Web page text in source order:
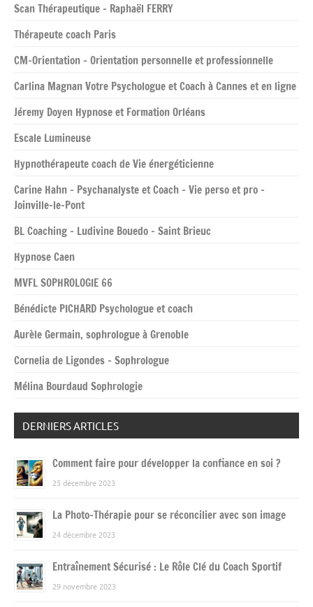
Scan Thérapeutique – Raphaël FERRY
Thérapeute coach Paris
CM-Orientation – Orientation personnelle et professionnelle
Carlina Magnan Votre Psychologue et Coach à Cannes et en ligne
Jéremy Doyen Hypnose et Formation Orléans
Escale Lumineuse
Hypnothérapeute coach de Vie énergéticienne
Carine Hahn – Psychanalyste et Coach – Vie perso et pro –
Joinville-le-Pont
BL Coaching – Ludivine Bouedo – Saint Brieuc
Hypnose Caen
MVFL SOPHROLOGIE 66
Bénédicte PICHARD Psychologue et coach
Aurèle Germain, sophrologue à Grenoble
Cornelia de Ligondes – Sophrologue
Mélina Bourdaud Sophrologie
DERNIERS ARTICLES
Comment faire pour développer la confiance en soi ?
25 décembre 2023
La Photo-Thérapie pour se réconcilier avec son image
24 décembre 2023
Entraînement Sécurisé : Le Rôle Clé du Coach Sportif
29 novembre 2023